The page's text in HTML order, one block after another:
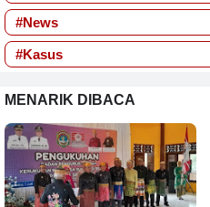
#News
#Kasus
MENARIK DIBACA